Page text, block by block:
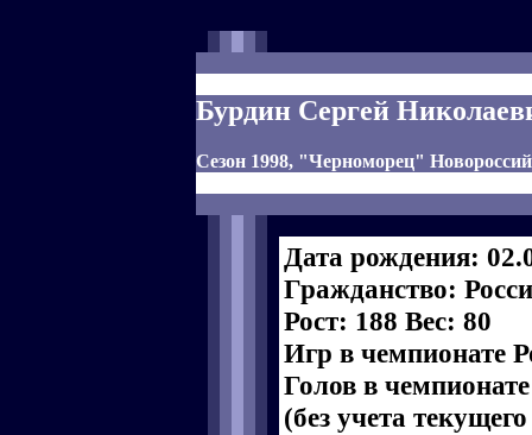
Бурдин Сергей
Сезон 1998, "Черноморец"
Дата рождения:
Гражданство:
Рост: 188 Вес: 80
Игр в чемпионате
Голов в
(без учета